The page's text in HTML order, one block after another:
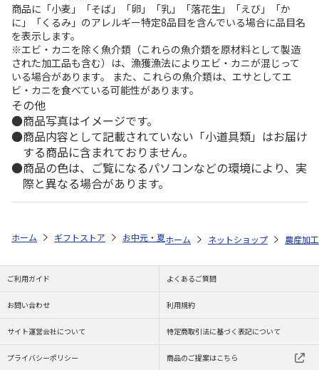
商品に「小麦」「そば」「卵」「乳」「落花生」「えび」「か
に」「くるみ」のアレルギー特定8品目を含んでいる場合に品目名
を表示します。
※エビ・カニを除く魚介類（これらの魚介類を原材料として製造
された加工品も含む）は、漁獲漁法によりエビ・カニが混じって
いる場合があります。 また、これらの魚介類は、エサとしてエ
ビ・カニを食べている可能性があります。
その他
商品写真はイメージです。
商品内容として記載されていない「小道具類」はお届け
する商品に含まれておりません。
商品の色は、ご覧になるパソコンなどの環境により、実
際と異なる場合があります。
ホーム ギフトストア お中元・夏ギフト特集 2026 ゆうゆうギフト
ホーム ネットショップ 農産加
ご利用ガイド よくあるご質問
お問い合わせ 利用規約
サイト運営会社について 特定商取引法に基づく表記について
プライバシーポリシー 商品のご提案はこちら